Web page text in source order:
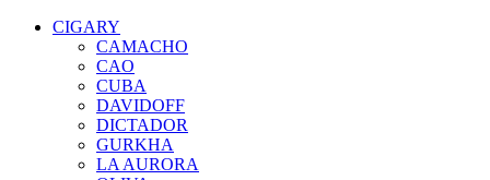
CIGARY
CAMACHO
CAO
CUBA
DAVIDOFF
DICTADOR
GURKHA
LA AURORA